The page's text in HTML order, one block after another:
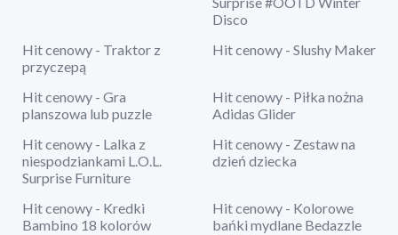
Disco
Hit cenowy - Traktor z
przyczepą
Hit cenowy - Slushy Maker
Hit cenowy - Gra
planszowa lub puzzle
Hit cenowy - Piłka nożna
Adidas Glider
Hit cenowy - Lalka z
niespodziankami L.O.L.
Surprise Furniture
Hit cenowy - Zestaw na
dzień dziecka
Hit cenowy - Kredki
Bambino 18 kolorów
Hit cenowy - Kolorowe
bańki mydlane Bedazzle